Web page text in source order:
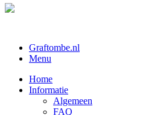
Graftombe.nl
Menu
Home
Informatie
Algemeen
FAQ